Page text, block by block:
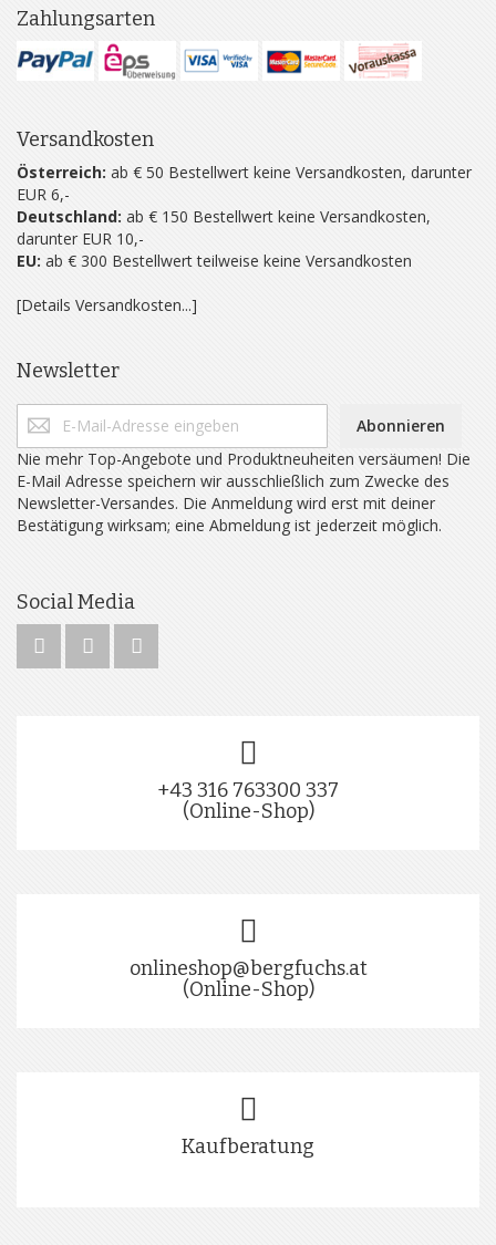
Zahlungsarten
Versandkosten
Österreich: ab € 50 Bestellwert keine Versandkosten, darunter
EUR 6,-
Deutschland: ab € 150 Bestellwert keine Versandkosten,
darunter EUR 10,-
EU: ab € 300 Bestellwert teilweise keine Versandkosten
[Details Versandkosten...]
Newsletter
Abonnieren
Nie mehr Top-Angebote und Produktneuheiten versäumen! Die
E-Mail Adresse speichern wir ausschließlich zum Zwecke des
Newsletter-Versandes. Die Anmeldung wird erst mit deiner
Bestätigung wirksam; eine Abmeldung ist jederzeit möglich.
Social Media
+43 316 763300 337
(Online-Shop)
onlineshop@bergfuchs.at
(Online-Shop)
Kaufberatung